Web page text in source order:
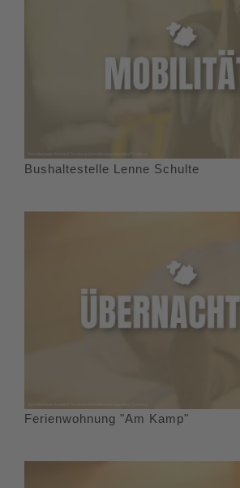
Bushaltestelle Lenne Schulte
Ferienwohnung "Am Kamp"